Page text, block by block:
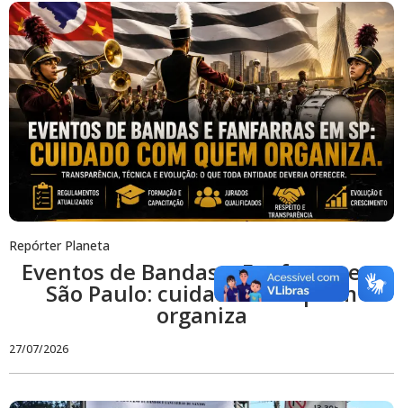
Repórter Planeta
Eventos de Bandas e Fanfarras em
São Paulo: cuidado com quem
organiza
27/07/2026